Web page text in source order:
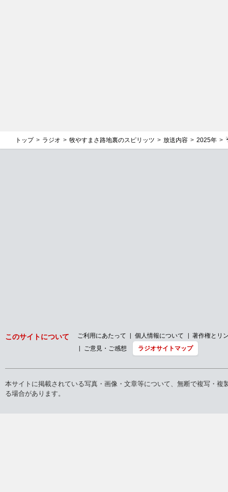
トップ ラジオ 牧やすまさ路地裏のスピリッツ 放送内容 2025年
このサイトについて ご利用にあたって 個人情報について
著作権とリ
ご意見・ご感想
ラジオサイトマップ
本サイトに掲載されている写真・画像・文章等について、無断で複写・
る場合があります。